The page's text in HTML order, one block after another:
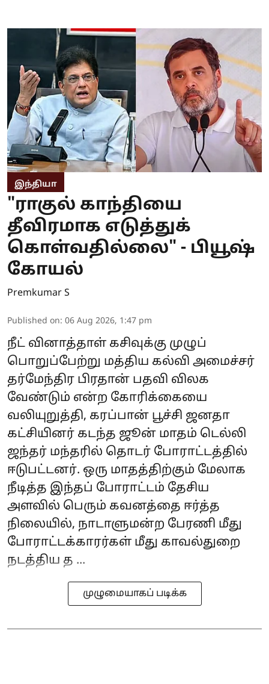
இந்தியா
"ராகுல் காந்தியை
தீவிரமாக எடுத்துக்
கொள்வதில்லை" - பியூஷ்
கோயல்
Premkumar S
Published on: 06 Aug 2026, 1:47 pm
நீட் வினாத்தாள் கசிவுக்கு முழுப்
பொறுப்பேற்று மத்திய கல்வி அமைச்சர்
தர்மேந்திர பிரதான் பதவி விலக
வேண்டும் என்ற கோரிக்கையை
வலியுறுத்தி, கரப்பான் பூச்சி ஜனதா
கட்சியினர் கடந்த ஜூன் மாதம் டெல்லி
ஜந்தர் மந்தரில் தொடர் போராட்டத்தில்
ஈடுபட்டனர். ஒரு மாதத்திற்கும் மேலாக
நீடித்த இந்தப் போராட்டம் தேசிய
அளவில் பெரும் கவனத்தை ஈர்த்த
நிலையில், நாடாளுமன்ற பேரணி மீது
போராட்டக்காரர்கள் மீது காவல்துறை
நடத்திய த ...
முழுமையாகப் படிக்க